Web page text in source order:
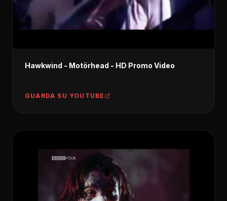
Hawkwind - Motörhead - HD Promo Video
GUARDA SU YOUTUBE